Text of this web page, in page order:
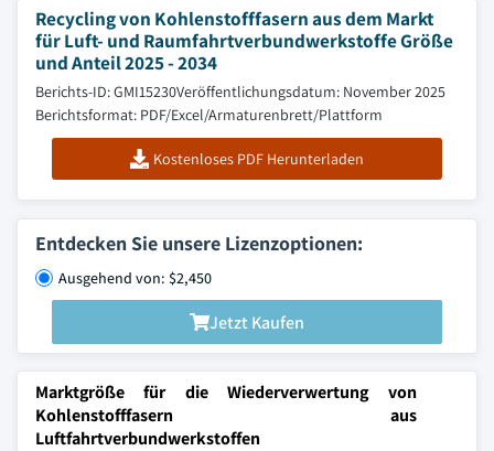
Recycling von Kohlenstofffasern aus dem Markt
für Luft- und Raumfahrtverbundwerkstoffe Größe
und Anteil 2025 - 2034
Berichts-ID: GMI15230Veröffentlichungsdatum: November 2025
Berichtsformat: PDF/Excel/Armaturenbrett/Plattform
Kostenloses PDF Herunterladen
Entdecken Sie unsere Lizenzoptionen:
Ausgehend von: $2,450
Jetzt Kaufen
Marktgröße für die Wiederverwertung von
Kohlenstofffasern aus
Luftfahrtverbundwerkstoffen